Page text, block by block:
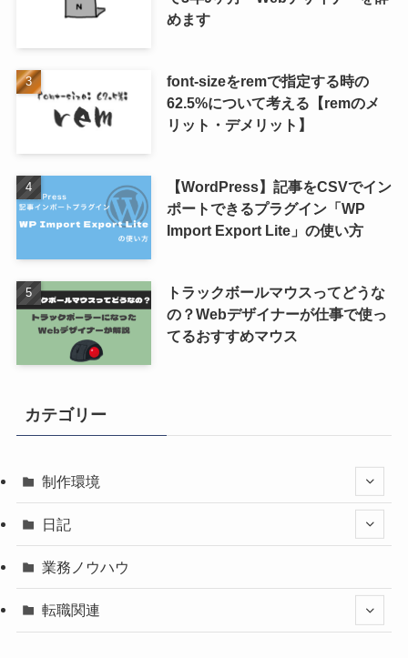
めます
font-sizeをremで指定する時の
62.5%について考える【remのメ
リット・デメリット】
【WordPress】記事をCSVでイン
ポートできるプラグイン「WP
Import Export Lite」の使い方
トラックボールマウスってどうな
の？Webデザイナーが仕事で使っ
てるおすすめマウス
カテゴリー
制作環境
日記
業務ノウハウ
転職関連